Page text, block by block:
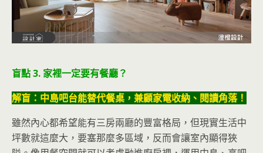
盲點 3. 家裡一定要有餐廳？
解盲：中島吧台能替代餐桌，兼顧家電收納、閱讀角落！
雖然內心都希望能有三房兩廳的豐富格局，但現實生活中
坪數就這麼大，要塞那麼多區域，反而會讓室內顯得狹